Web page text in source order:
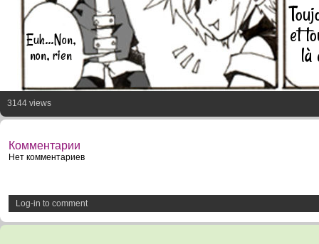
et
là
Euh...Non,
non, rien
3144 views
Комментарии
Нет комментариев
Log-in to comment